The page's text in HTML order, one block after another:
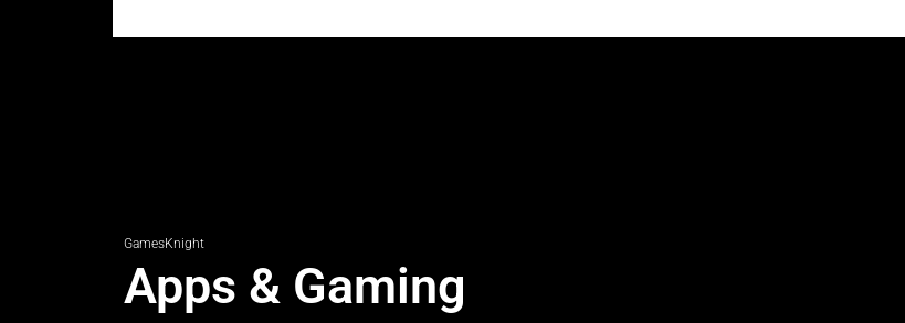
GamesKnight
Apps & Gaming